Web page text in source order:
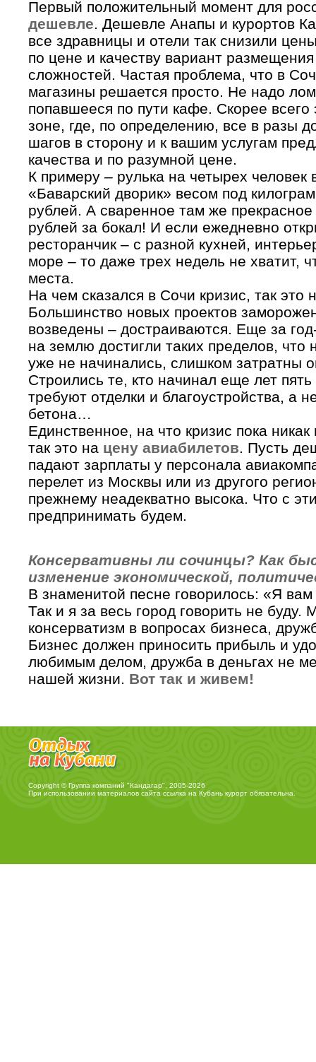
Первый положительный момент для
дешевле. Дешевле Анапы и курортов
все здравницы и отели так снизили
по цене и качеству вариант
сложностей. Частая проблема, что в
магазины решается просто. Не надо
попавшееся по пути кафе. Скорее всего
зоне, где, по определению, все в разы
шагов в сторону и к вашим услугам
качества и по разумной цене.
К примеру – рулька на четырех человек
«Баварский дворик» весом под
рублей. А сваренное там же
рублей за бокал! И если ежедневно
ресторанчик – с разной кухней,
море – то даже трех недель не хватит,
места.
На чем сказался в Сочи кризис, так это
Большинство новых проектов
возведены – достраиваются. Еще за
на землю достигли таких пределов, что
уже не начинались, слишком затратны
Строились те, кто начинал еще лет
требуют отделки и благоустройства, а
бетона…
Единственное, на что кризис пока
так это на цену авиабилетов. Пусть
падают зарплаты у персонала
перелет из Москвы или из другого
прежнему неадекватно высока. Что с
предпринимать будем.
Консервативны ли сочинцы? Как
изменение экономической,
В знаменитой песне говорилось: «Я
Так и я за весь город говорить не буду.
консерватизм в вопросах бизнеса,
Бизнес должен приносить прибыль и
любимым делом, дружба в деньгах не
нашей жизни. Вот так и живем!
Copyright © Группа компаний "Кандагар", 2005-2026
При использовании материалов сайта ссылка на Кубань курортобязательна.